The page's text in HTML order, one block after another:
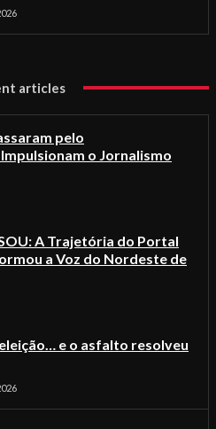
articles
pelo
o Jornalismo
A Trajetória do Portal
a Voz do Nordeste de
e o asfalto resolveu